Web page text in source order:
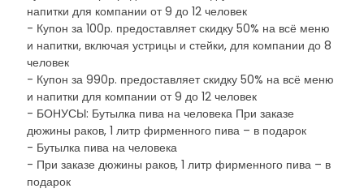
напитки для компании от 9 до 12 человек
- Купон за 100р. предоставляет скидку 50% на всё меню
и напитки, включая устрицы и стейки, для компании до 8
человек
- Купон за 990р. предоставляет скидку 50% на всё меню
и напитки для компании от 9 до 12 человек
- БОНУСЫ: Бутылка пива на человека При заказе
дюжины раков, 1 литр фирменного пива – в подарок
- Бутылка пива на человека
- При заказе дюжины раков, 1 литр фирменного пива – в
подарок